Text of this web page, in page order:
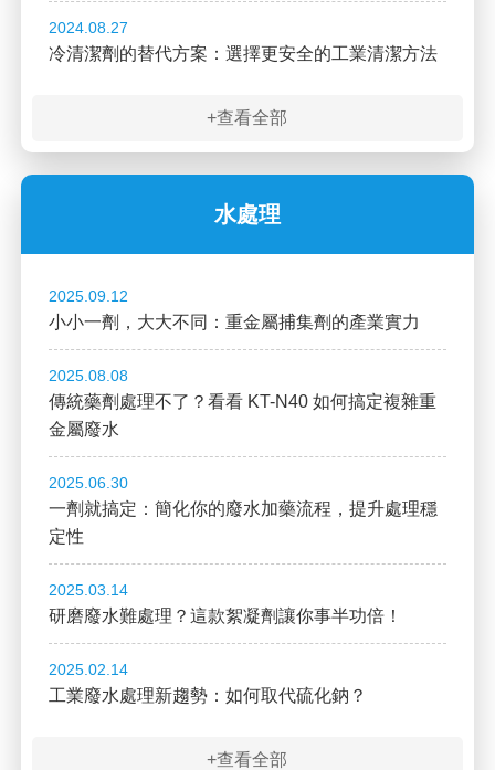
2024.08.27
冷清潔劑的替代方案：選擇更安全的工業清潔方法
+查看全部
水處理
2025.09.12
小小一劑，大大不同：重金屬捕集劑的產業實力
2025.08.08
傳統藥劑處理不了？看看 KT-N40 如何搞定複雜重
金屬廢水
2025.06.30
一劑就搞定：簡化你的廢水加藥流程，提升處理穩
定性
2025.03.14
研磨廢水難處理？這款絮凝劑讓你事半功倍！
2025.02.14
工業廢水處理新趨勢：如何取代硫化鈉？
+查看全部